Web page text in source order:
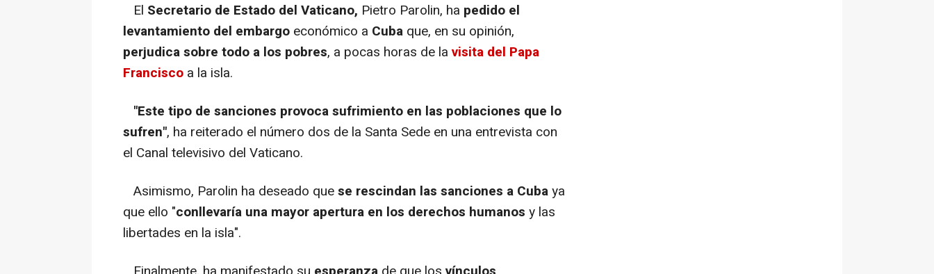
El Secretario de Estado del Vaticano, Pietro Parolin, ha pedido el
levantamiento del embargo económico a Cuba que, en su opinión,
perjudica sobre todo a los pobres, a pocas horas de la visita del Papa
Francisco a la isla.
"Este tipo de sanciones provoca sufrimiento en las poblaciones que lo
sufren", ha reiterado el número dos de la Santa Sede en una entrevista con
el Canal televisivo del Vaticano.
Asimismo, Parolin ha deseado quese rescindan las sanciones a Cubaya
que ello "conllevaría una mayor apertura en los derechos humanos y las
libertades en la isla".